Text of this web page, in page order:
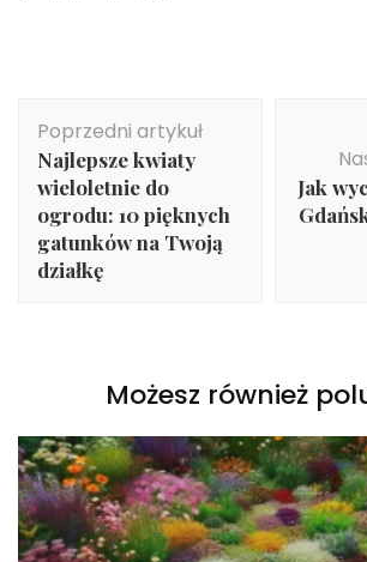
wpisu
Poprzedni artykuł
Najlepsze kwiaty
wieloletnie do
ogrodu: 10 pięknych
gatunków na Twoją
działkę
Jak
Możesz również